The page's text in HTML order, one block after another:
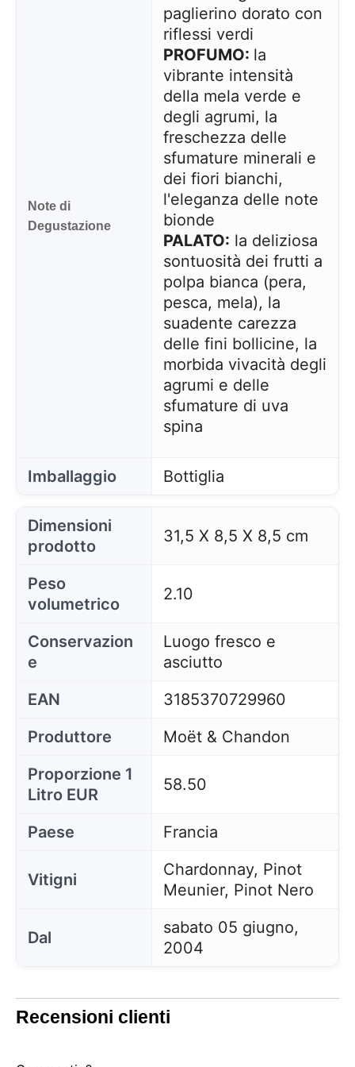
Note di
Degustazione
paglierino dorato con
riflessi verdi
PROFUMO: la
vibrante intensità
della mela verde e
degli agrumi, la
freschezza delle
sfumature minerali e
dei fiori bianchi,
l'eleganza delle note
bionde
PALATO: la deliziosa
sontuosità dei frutti a
polpa bianca (pera,
pesca, mela), la
suadente carezza
delle fini bollicine, la
morbida vivacità degli
agrumi e delle
sfumature di uva
spina
Imballaggio Bottiglia
Dimensioni
prodotto
31,5 X 8,5 X 8,5 cm
Peso
volumetrico
2.10
Conservazion
e
Luogo fresco e
asciutto
EAN
3185370729960
Produttore
Moët & Chandon
Proporzione 1
Litro EUR
58.50
Paese Francia
Vitigni
Chardonnay, Pinot
Meunier, Pinot Nero
Dal
sabato 05 giugno,
2004
Recensioni clienti
Il nostro sito utilizza cookie che possono leggere,
memorizzare e scrivere informazioni sul tuo browser
e sul tuo dispositivo. Le informazioni trattate da